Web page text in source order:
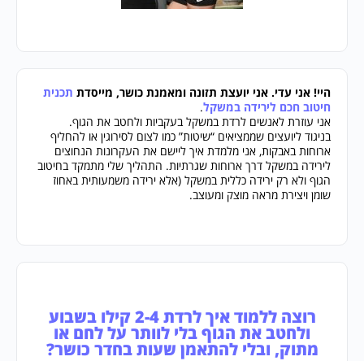
היי! אני עדי. אני יועצת תזונה ומאמנת כושר, מייסדת תכנית
חיטוב חכם לירידה במשקל.
אני עוזרת לאנשים לרדת במשקל בעקביות ולחטב את הגוף.
בניגוד ליועצים שממציאים “שיטות” כמו לצום לסירוגין או להחליף
ארוחות באבקות, אני מלמדת איך ליישם את העקרונות הנחוצים
לירידה במשקל דרך ארוחות שגרתיות. התהליך שלי מתמקד בחיטוב
הגוף ולא רק ירידה כללית במשקל (אלא ירידה משמעותית באחוז
שומן ויצירת מראה מוצק ומעוצב.
רוצה ללמוד איך לרדת 2-4 קילו בשבוע
ולחטב את הגוף בלי לוותר על לחם או
מתוק, ובלי להתאמן שעות בחדר כושר?